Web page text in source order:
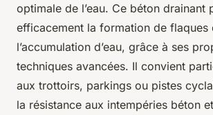
optimale de l’eau. Ce béton drainant
efficacement la formation de flaques
l’accumulation d’eau, grâce à ses
techniques avancées. Il convient
aux trottoirs, parkings ou pistes
la résistance aux intempéries béton